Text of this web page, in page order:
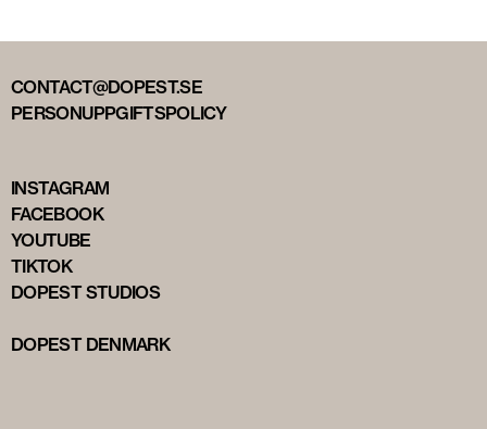
CONTACT@DOPEST.SE
PERSONUPPGIFTSPOLICY
INSTAGRAM
FACEBOOK
YOUTUBE
TIKTOK
DOPEST STUDIOS
DOPEST DENMARK